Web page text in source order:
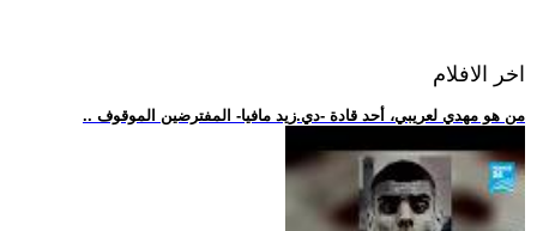
اخر الافلام
.. من هو مهدي لعريبي، أحد قادة -دي.زيد مافيا- المفترضين الموقوف